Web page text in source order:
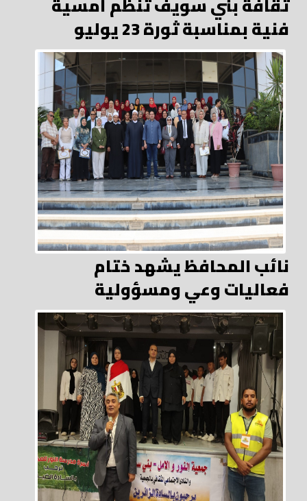
فنية بمناسبة ثورة 23 يوليو
نائب المحافظ يشهد ختام
فعاليات وعي ومسؤولية